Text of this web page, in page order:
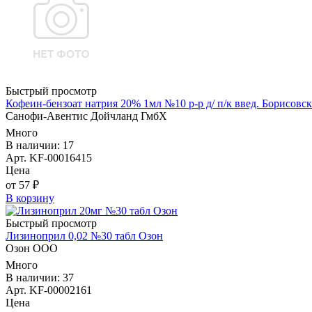
Быстрый просмотр
Кофеин-бензоат натрия 20% 1мл №10 р-р д/ п/к введ.
Санофи-Авентис Дойчланд ГмбХ
Много
В наличии: 17
Арт. KF-00016415
Цена
от 57 ₽
В корзину
Быстрый просмотр
Лизиноприл 0,02 №30 табл Озон
Озон ООО
Много
В наличии: 37
Арт. KF-00002161
Цена